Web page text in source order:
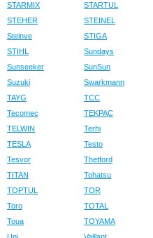
STARMIX
STARTUL
STEHER
STEINEL
Steinve
STIGA
STIHL
Sundays
Sunseeker
SunSun
Suzuki
Swarkmann
TAYG
TCC
Tecomec
TEKPAC
TELWIN
Terhi
TESLA
Testo
Tesvor
Thetford
TITAN
Tohatsu
TOPTUL
TOR
Toro
TOTAL
Toua
TOYAMA